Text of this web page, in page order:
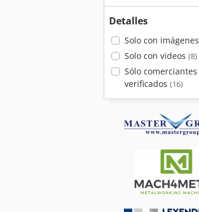
Detalles
Solo con imágenes
Solo con videos (8)
Sólo comerciantes
verificados (16)